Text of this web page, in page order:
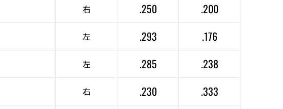
右 .250
.200
左 .293
.176
左 .285
.238
右 .230
.333